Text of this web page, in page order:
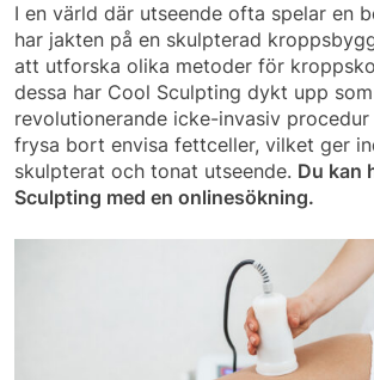
I en värld där utseende ofta spelar en
har jakten på en skulpterad
att utforska olika metoder för
dessa har Cool Sculpting dykt upp
revolutionerande icke-invasiv
frysa bort envisa fettceller, vilket ger
skulpterat och tonat utseende. Du kan
Sculpting med en onlinesökning.